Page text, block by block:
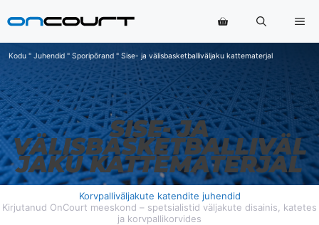
to
Kodu " Juhendid " Sporipõrand " Sise- ja välisbasketballiväljaku kattematerjal
SISE- JA
VÄLISBASKETBALLIVÄL
JAKU KATTEMATERJAL
Korvpalliväljakute katendite juhendid
Kirjutanud OnCourt meeskond – spetsialistid väljakute disainis, katetes
ja korvpallikorvides